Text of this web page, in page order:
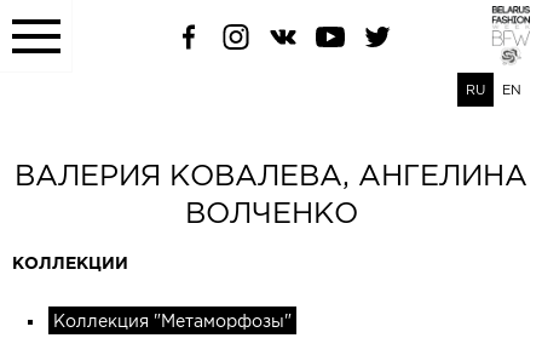
RU EN
ВАЛЕРИЯ КОВАЛЕВА, АНГЕЛИНА
ВОЛЧЕНКО
КОЛЛЕКЦИИ
Коллекция "Метаморфозы"